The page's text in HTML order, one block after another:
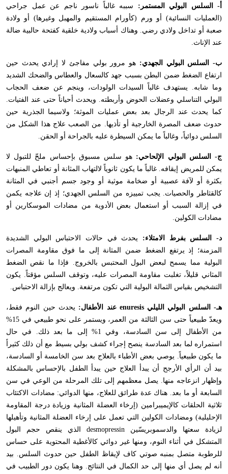
أ- السلس البولي المستمر: سببه غالباً ناسور ناجم عن عمل جراحي
(العمليات النسائية) أو ورم (كأورام المستقيم والمهبل وغيرها) أو ولادة
صعبة أو تداخل ولادي رضي. وهناك أسباب ولادية خلقية كفتحة حالبية ضالة
عند الإناث.
ب- السلس البولي الجهدي: هو مرور بولي مفاجئ لا إرادي يحدث حين
ارتفاع الضغط ضمن البطن بسبب جهد كالسعال والعطاس والضحك الشديد
وما شابه. يستهدف غالباً السيدات الولودات، وينجم عن ضعف الحجاب
البولي التناسلي وعضلات الحوض وأربطته. ويحدث أحياناً حتى عند الفتيات.
كما يحدث عند الرجال بعد بعض عمليات الموثة؛ ولاسيما الجذرية حين
حدوث ضعف المصرة الخارجية أو تأذيها. من الصعب علاج هذا الشكل من
السلس دوائياً، وغالباً ما يمكن السيطرة عليه بالجراحة أو الحقن.
ج- السلس البولي الإلحاحي: هو سلس مسبوق بإحساس ملحّ للتبول لا
يمكن للمريض إيقافه. غالباً ما يكون ثانوياً لالتهاب المثانة أو تعاطي المنبهات
بكثرة أو لآفة عصبية أو ضخامة موثية أو وجود جسم أجنبي في المثانة
كالقثاطر والحصيات. يجب تمييزه من السلس الجهدي؛ إذ إن علاجه يكمن
في إزالة السبب أو استعمال بعض الأدوية من مضادات الموسكارين أو
مضادات الكولين.
د- السلس بفرط الامتلاء: يحدث في حالات الاحتباس البولي الشديدة
المزمنة؛ إذ يرتفع الضغط ضمن المثانة إلى ما فوق مقاومة المصرات
البولية مما يسمح لبعض البول المحتبس بالخروج. فإذا ما نقص الضغط
المثاني قليلاً، تغلبت مقاومة المصرات عليه، وتوقف السلس مؤقتاً. يكون
التشخيص بقياس الثمالة البولية التي تكون مرتفعة. ويعالج بإزالة الاحتباس.
هـ- السلس البولي الليلي enuresisعند الأطفال: يحدث حين النوم فقط،
ويعدّ طبيعياً حتى سن الثالثة من العمر، ويستمر على نحو طبيعي في 15%
من الأطفال إلى سن السادسة، وفي 1% إلى ما بعد ذلك. في حال
استمراره لما بعد السادسة ينصح إجراء كشف بولي بسيط مع أن ذلك كثيراً
ما يكون طبيعياً. يوصي بعض الأطباء بالعلاج بعد سن الخامسة أو السادسة،
بيد أن الرأي الأرجح أن يبدأ العلاج حين يبدأ الطفل بالإحساس بالمشكلة
وإظهار انزعاجه منها. يصل معظمهم إلى تلك المرحلة من الوعي في سن
السابعة أو ما بعد. هناك عدة طرائق للعلاج، منها الدوائي: مضادات الاكتئاب
ثلاثية الحلقات كالإيميبرامين (إرخاء العضلة المثانية وزيادة درجة المقاومة
الإحليلية) ومضادات الكولين التي تعمل على إرخاء العضلة المثانية وتأهيلها
لزيادة سعتها والدسموبريسّين desmopressin
الذي ينقص حجم البول
المتشكل في أثناء النوم، ومنها غير دوائي كالأغطية المحتوية على حساس
للرطوبة متصل بمنبه صوتي كاف لإيقاظ الطفل حين حدوث السلس. بيد
أنه لم يصل أي منها إلى حد الكمال في النتائج. وهنا يكون دور الطبيب في